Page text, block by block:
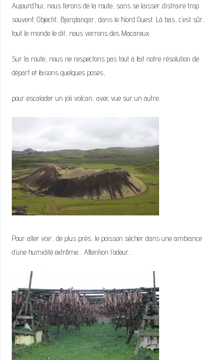
Aujourd’hui, nous ferons de la route, sans se laisser distraire trop
souvent. Objectif, Bjargtangar, dans le Nord Ouest. Là bas, c’est sûr,
tout le monde le dit, nous verrons des Macareux.
Sur la route, nous ne respectons pas tout à fait notre résolution de
départ et faisons quelques poses,
pour escalader un joli volcan, avec vue sur un autre.
Pour aller voir, de plus près, le poisson sécher dans une ambiance
d’une humidité extrême… Attention l’odeur…